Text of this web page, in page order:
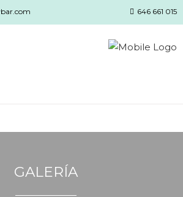
646 661 015
GALERÍA